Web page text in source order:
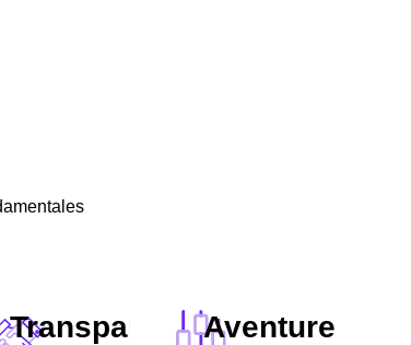
TransparenceAventure